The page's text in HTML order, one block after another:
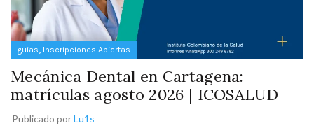
guias, Inscripciones Abiertas
Mecánica Dental en Cartagena:
matrículas agosto 2026 | ICOSALUD
Publicado porLu1s